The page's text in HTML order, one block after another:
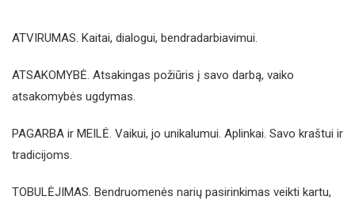
ATVIRUMAS. Kaitai, dialogui, bendradarbiavimui.
ATSAKOMYBĖ. Atsakingas požiūris į savo darbą, vaiko
atsakomybės ugdymas.
PAGARBA ir MEILĖ. Vaikui, jo unikalumui. Aplinkai. Savo kraštui ir
tradicijoms.
TOBULĖJIMAS. Bendruomenės narių pasirinkimas veikti kartu,